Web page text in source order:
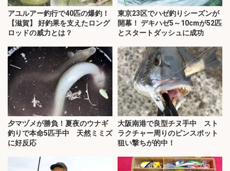
アユルアー釣行で40匹の爆釣！
【滋賀】 好釣果を支えたロング
ロッドの威力とは？
東京23区でハゼ釣りシーズンが
開幕！ デキハゼ5～10cmが52匹
とスタートダッシュに成功
夕マヅメが勝負！夏夜のウナギ
釣りで本命5匹手中 天然ミミズ
に好反応
大阪南港で良型チヌ手中 スト
ラクチャー周りのピンスポット
狙い撃ちが的中！